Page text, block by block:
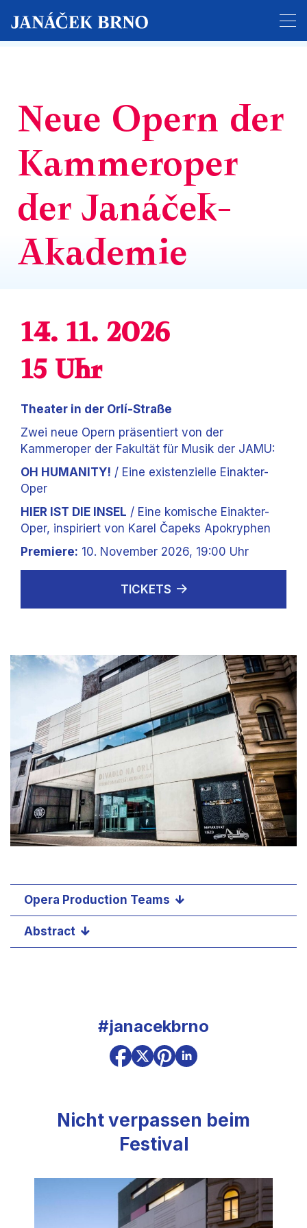
Der Ticketverkauf für das gesamte Festival hat
begonnen!
Neue Opern der
Kammeroper
der Janáček-
Akademie
14. 11. 2026
15 Uhr
Theater in der Orlí-Straße
Zwei neue Opern präsentiert von der
Kammeroper der Fakultät für Musik der JAMU:
OH HUMANITY! / Eine existenzielle Einakter-
Oper
HIER IST DIE INSEL / Eine komische Einakter-
Oper, inspiriert von Karel Čapeks Apokryphen
Premiere: 10. November 2026, 19:00 Uhr
TICKETS
Opera Production Teams
Abstract
#janacekbrno
Nicht verpassen beim
Festival